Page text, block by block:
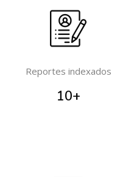
Reportes indexados
10+